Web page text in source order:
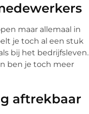
maar allemaal in
je toch al een stuk
bij het bedrijfsleven.
ben je toch meer
aftrekbaar